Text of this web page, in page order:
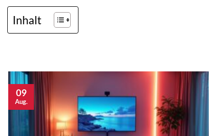
Inhalt
09
Aug.